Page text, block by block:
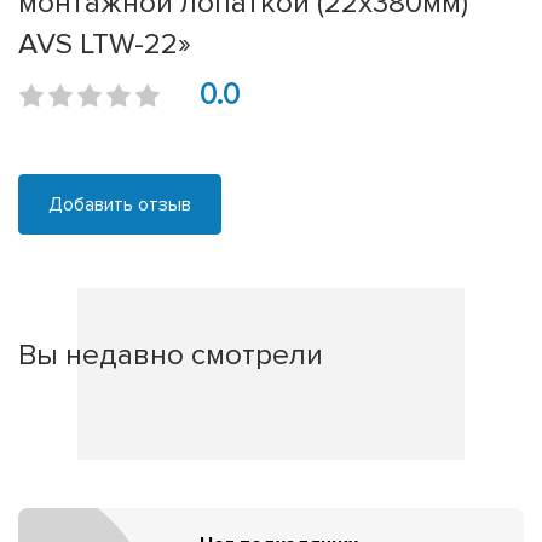
AVS LTW-22»
0.0
Добавить отзыв
Вы недавно смотрели